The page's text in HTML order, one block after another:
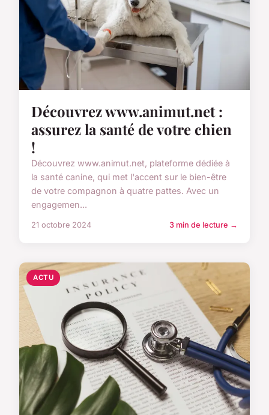
Découvrez www.animut.net :
assurez la santé de votre chien
!
Découvrez www.animut.net, plateforme dédiée à
la santé canine, qui met l'accent sur le bien-être
de votre compagnon à quatre pattes. Avec un
engagemen...
21 octobre 2024 3 min de lecture →
ACTU